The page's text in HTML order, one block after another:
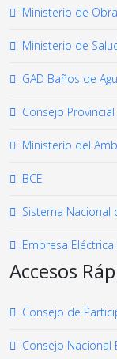
Ministerio de
Ministerio de
GAD Baños de
Consejo
Ministerio del
BCE
Sistema Nacional
Empresa
Accesos
Consejo de
Consejo Nacional